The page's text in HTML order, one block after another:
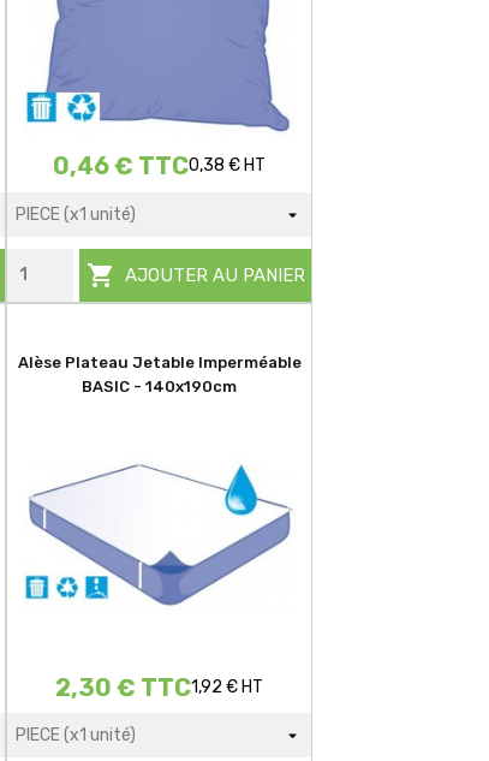
0,46 € TTC0,38 € HT
 AJOUTER AU PANIER
Alèse Plateau Jetable Imperméable
BASIC - 140x190cm
2,30 € TTC1,92 € HT